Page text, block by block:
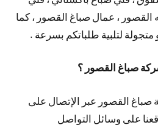
القصور ، عمال صباغ القصور ، كما
متجولة لتلبية طلباتكم بسرعة .
صباغ القصور ؟
صباغ القصور عبر الإتصال على
على وسائل التواصل